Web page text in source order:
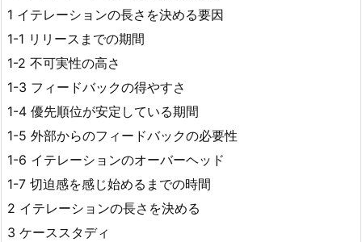
1 イテレーションの長さを決める要因
1-1 リリースまでの期間
1-2 不可実性の高さ
1-3 フィードバックの得やすさ
1-4 優先順位が安定している期間
1-5 外部からのフィードバックの必要性
1-6 イテレーションのオーバーヘッド
1-7 切迫感を感じ始めるまでの時間
2 イテレーションの長さを決める
3 ケーススタディ